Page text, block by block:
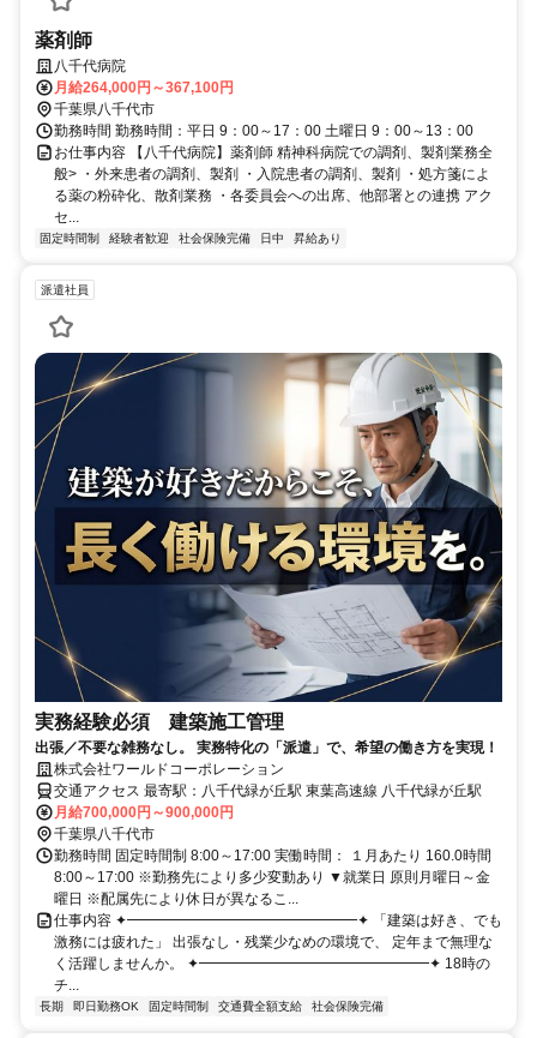
薬剤師
八千代病院
月給264,000円～367,100円
千葉県八千代市
勤務時間 勤務時間：平日 9：00～17：00 土曜日 9：00～13：00
お仕事内容 【八千代病院】薬剤師 精神科病院での調剤、製剤業務全
般> ・外来患者の調剤、製剤 ・入院患者の調剤、製剤 ・処方箋によ
る薬の粉砕化、散剤業務 ・各委員会への出席、他部署との連携 アク
セ...
固定時間制 経験者歓迎 社会保険完備 日中 昇給あり
派遣社員
実務経験必須 建築施工管理
出張／不要な雑務なし。 実務特化の「派遣」で、希望の働き方を実現！
株式会社ワールドコーポレーション
交通アクセス 最寄駅：八千代緑が丘駅 東葉高速線 八千代緑が丘駅
月給700,000円～900,000円
千葉県八千代市
勤務時間 固定時間制 8:00～17:00 実働時間： １月あたり 160.0時間
8:00～17:00 ※勤務先により多少変動あり ▼就業日 原則月曜日～金
曜日 ※配属先により休日が異なるこ...
仕事内容 ✦━━━━━━━━━━━━━━━━✦ 「建築は好き、でも
激務には疲れた」 出張なし・残業少なめの環境で、 定年まで無理な
く活躍しませんか。 ✦━━━━━━━━━━━━━━━━✦ 18時の
チ...
長期 即日勤務OK 固定時間制 交通費全額支給 社会保険完備